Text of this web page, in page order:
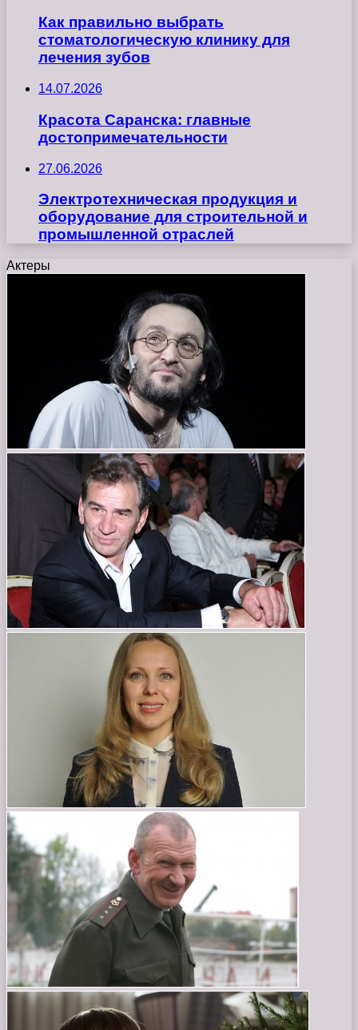
Как правильно выбрать
стоматологическую клинику для
лечения зубов
14.07.2026
Красота Саранска: главные
достопримечательности
27.06.2026
Электротехническая продукция и
оборудование для строительной и
промышленной отраслей
Актеры